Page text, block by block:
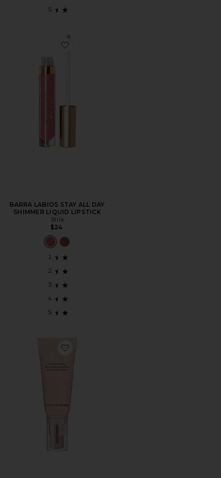
Favorite BARRA LABIOS STAY ALL DAY SHIMMER
BARRA LABIOS STAY ALL DAY
SHIMMER LIQUID LIPSTICK
Stila
$24
Favorite All About The Blur Blurring & Smoothing